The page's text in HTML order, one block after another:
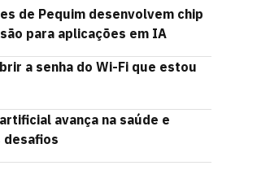
de Pequim desenvolvem chip
para aplicações em IA
a senha do Wi-Fi que estou
avança na saúde e
desafios